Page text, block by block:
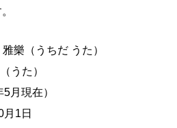
樂（うちだ うた）
うた）
月現在）
1日